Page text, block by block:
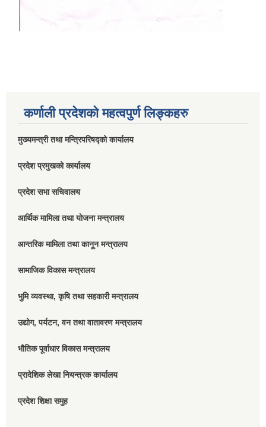
कर्णाली प्रदेशको महत्वपुर्ण लिङ्कहरु
मुख्यमन्त्री तथा मन्त्रिपरिषद्को कार्यालय
प्रदेश प्रमुखको कार्यालय
प्रदेश सभा सचिवालय
आर्थिक मामिला तथा योजना मन्त्रालय
आन्तरिक मामिला तथा कानून मन्त्रालय
सामाजिक विकास मन्त्रालय
भुमि व्यवस्था, कृषि तथा सहकारी मन्त्रालय
उद्योग, पर्यटन, वन तथा वातावरण मन्त्रालय
भौतिक पूर्वाधार विकास मन्त्रालय
प्रादेशिक लेखा नियन्त्रक कार्यालय
प्रदेश शिक्षा समुह